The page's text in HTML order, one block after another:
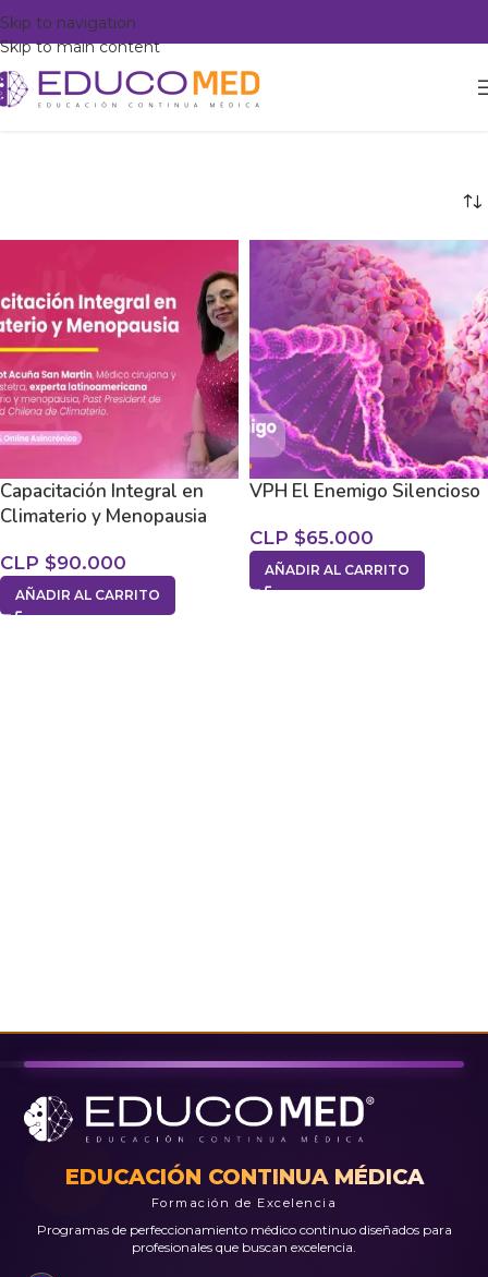
Skip to navigation
Skip to main content
Capacitación Integral en
Climaterio y Menopausia
CLP $90.000
AÑADIR AL CARRITO
VPH El Enemigo Silencioso
CLP $65.000
AÑADIR AL CARRITO
EDUCACIÓN CONTINUA MÉDICA
Formación de Excelencia
Programas de perfeccionamiento médico continuo diseñados para
profesionales que buscan excelencia.